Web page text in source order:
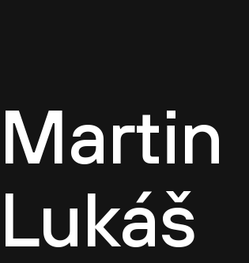
Martin
Lukáš